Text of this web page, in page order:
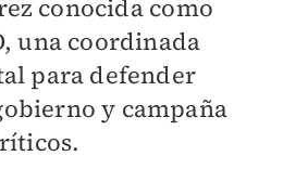
conocida como
una coordinada
para defender
y campaña